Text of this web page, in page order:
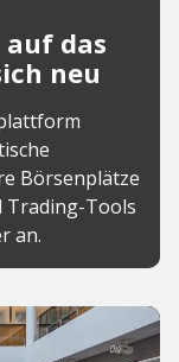
das
neu
Börsenplätze
Trading-Tools
an.